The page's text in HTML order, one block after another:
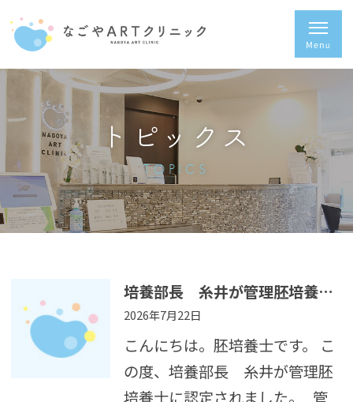
トピックス
TOPICS
培養部長 糸井が管理胚培養士試験に認定されました
2026年7月22日
こんにちは。胚培養士です。 こ
の度、培養部長 糸井が管理胚
培養士に認定されました。 管